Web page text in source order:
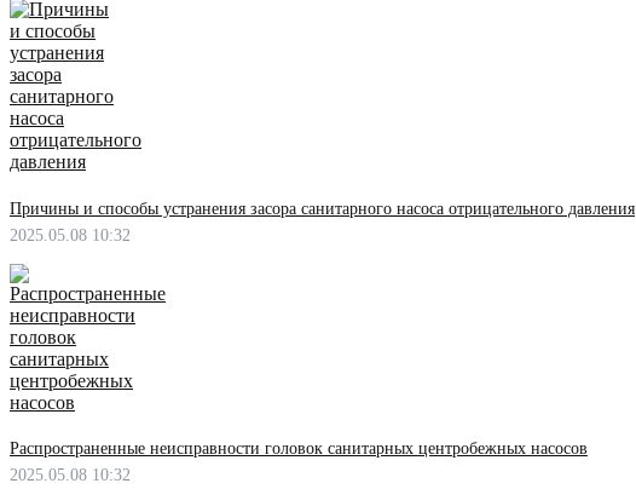
Причины и способы устранения засора санитарного насоса отрицательного давления
2025.05.08 10:32
Распространенные неисправности головок санитарных центробежных насосов
2025.05.08 10:32